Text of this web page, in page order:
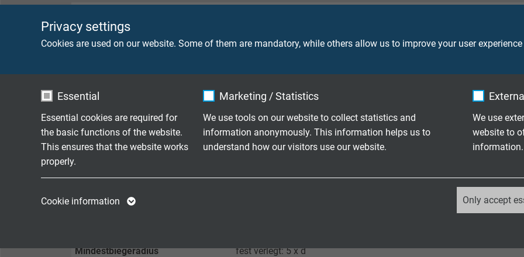
Privacy settings
Cookies are used on our website. Some of them are mandatory, while others allow us to improve your user
Essential
Essential cookies are required for
the basic functions of the website.
This ensures that the website works
properly.
Marketing / Statistics
We use tools on our website to collect statistics and
information anonymously. This information helps us to
understand how our visitors use our website.
We use
website to
information.
Cookie information Only accept
Mantelfarbe schwarz (RAL 9005)
TEKNIK VERILER
Betriebsspitzenspannung max. 30 V
Prüfspannung
Mindestbiegeradius
fest verlegt: 5 x d